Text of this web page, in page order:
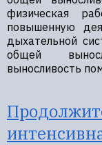
физическая
повышенную
дыхательной
общей
выносливость